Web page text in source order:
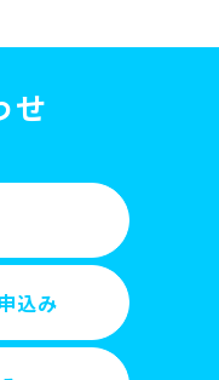
せ
込み